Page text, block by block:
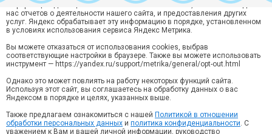
информацию для оценки использования вами сайта, составления для
нас отчетов о деятельности нашего сайта, и предоставления других
услуг. Яндекс обрабатывает эту информацию в порядке, установленном
в условиях использования сервиса Яндекс Метрика.
Вы можете отказаться от использования cookies, выбрав
соответствующие настройки в браузере. Также вы можете использовать
инструмент — https://yandex.ru/support/metrika/general/opt-out.html
Однако это может повлиять на работу некоторых функций сайта.
Используя этот сайт, вы соглашаетесь на обработку данных о вас
Яндексом в порядке и целях, указанных выше.
Также предлагаем ознакомиться с нашей Политикой в отношении
обработки персональных данных и политика конфиденциальности. С
уважением к Вам и вашей личной информации, руководство
Хотите быть в курсе лучших предложений?
Подпишитесь на рассылку горящий туров и спецпредложений
Нажимая кнопку “Подписаться“ вы соглашаетесь на обработку
персональных данныхв соответствии сПолитикой конфиденциальности
Ярославль, ул. Кирова, 10, 3 этаж, офис 314
Звонок по России бесплатный:
8 (800) 550-70-15